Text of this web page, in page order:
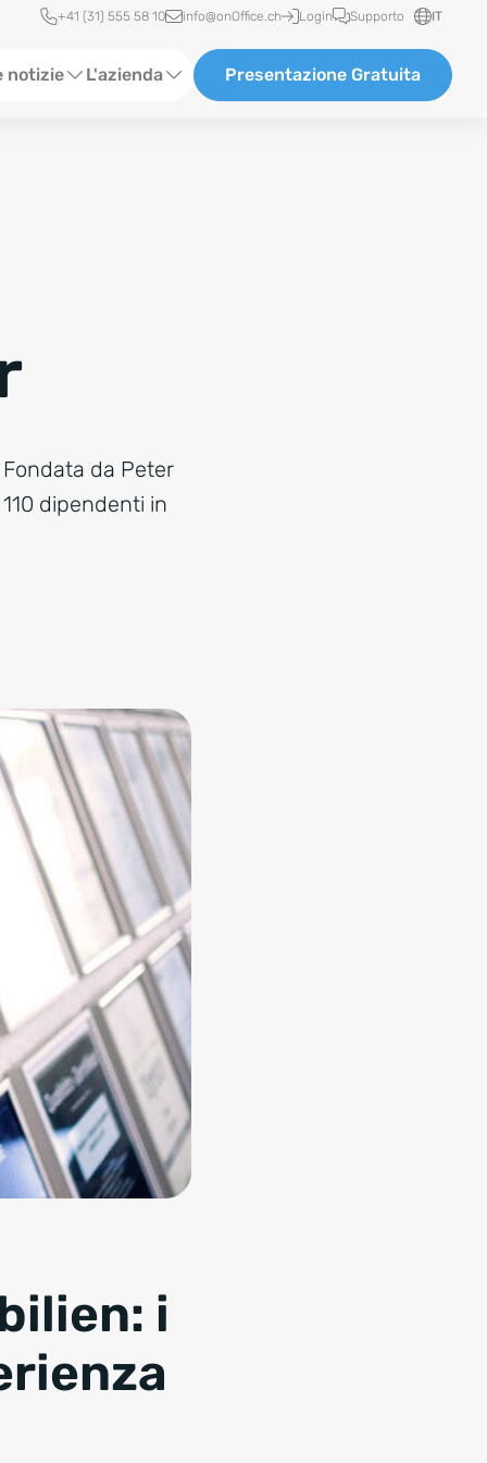
Accesso rapido
+41 (31) 555 58 10 info@onOffice.ch Login Supporto IT
notizie L'azienda Presentazione Gratuita
da Peter
dipendenti in
i